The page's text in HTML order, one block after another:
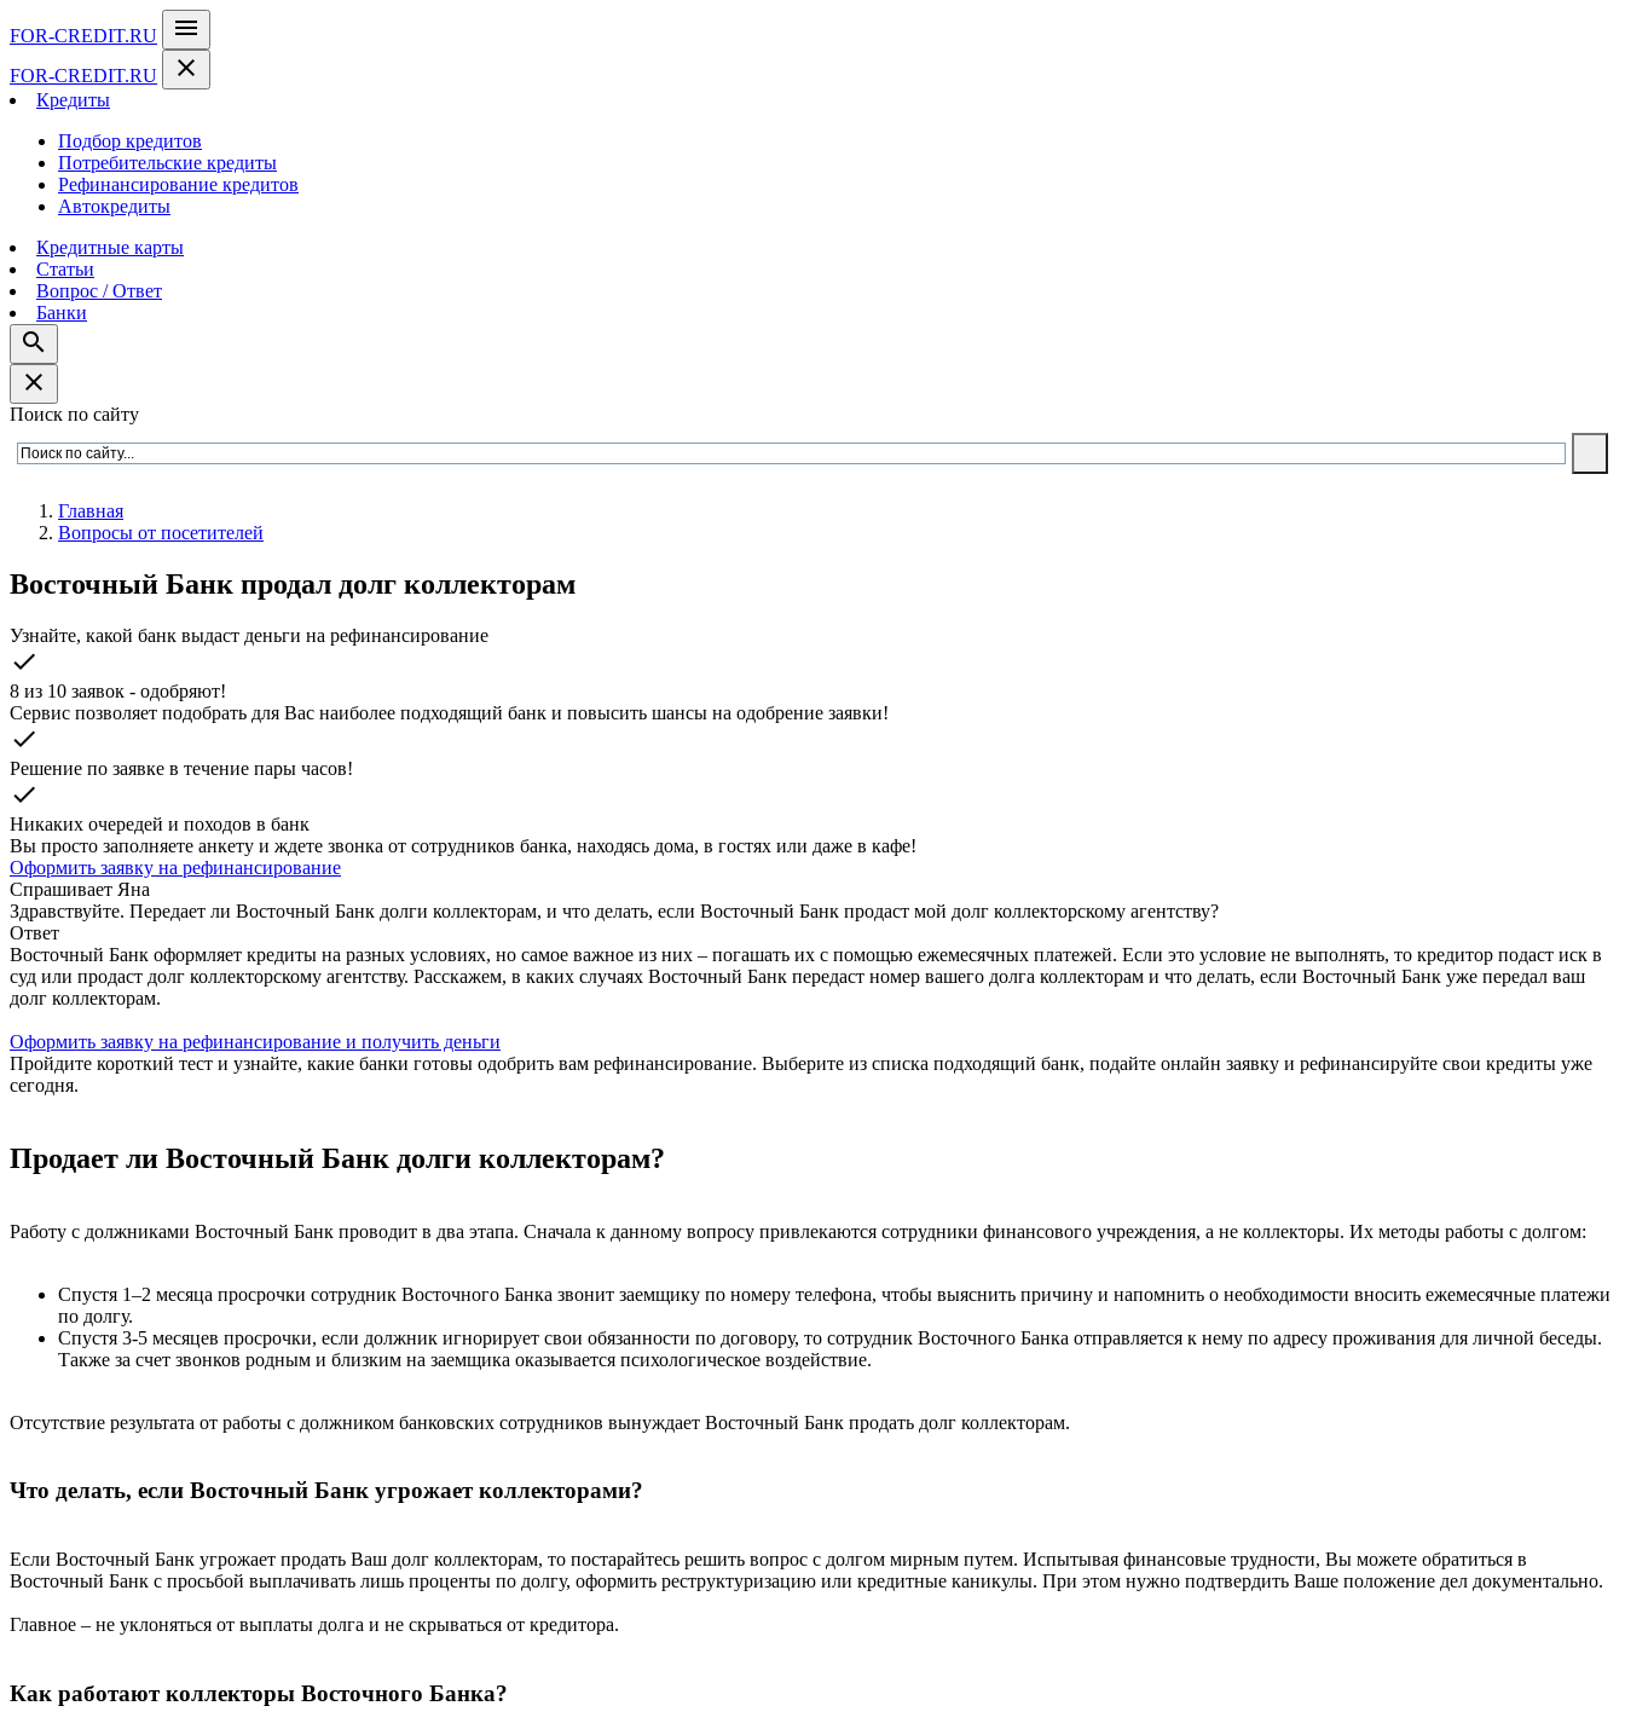
FOR-CREDIT.RU menu
FOR-CREDIT.RU close
Кредиты
Подбор кредитов
Потребительские кредиты
Рефинансирование кредитов
Автокредиты
Кредитные карты
Статьи
Вопрос / Ответ
Банки
search
close
Поиск по сайту
Главная
Вопросы от посетителей
Восточный Банк продал долг коллекторам
Узнайте, какой банк выдаст деньги на рефинансирование
check
8 из 10 заявок - одобряют!
Cервис позволяет подобрать для Вас наиболее подходящий банк и повысить шансы на одобрение заявки!
check
Решение по заявке в течение пары часов!
check
Никаких очередей и походов в банк
Вы просто заполняете анкету и ждете звонка от сотрудников банка, находясь дома, в гостях или даже в кафе!
Оформить заявку на рефинансирование
Спрашивает Яна
Здравствуйте. Передает ли Восточный Банк долги коллекторам, и что делать, если Восточный Банк продаст мой долг коллекторскому агентству?
Ответ
Восточный Банк оформляет кредиты на разных условиях, но самое важное из них – погашать их с помощью ежемесячных платежей. Если это условие не выполнять, то кредитор подаст иск в
суд или продаст долг коллекторскому агентству. Расскажем, в каких случаях Восточный Банк передаст номер вашего долга коллекторам и что делать, если Восточный Банк уже передал ваш
долг коллекторам.
Оформить заявку на рефинансирование и получить деньги
Пройдите короткий тест и узнайте, какие банки готовы одобрить вам рефинансирование. Выберите из списка подходящий банк, подайте онлайн заявку и рефинансируйте свои кредиты уже
сегодня.
Продает ли Восточный Банк долги коллекторам?
Работу с должниками Восточный Банк проводит в два этапа. Сначала к данному вопросу привлекаются сотрудники финансового учреждения, а не коллекторы. Их методы работы с долгом:
Спустя 1–2 месяца просрочки сотрудник Восточного Банка звонит заемщику по номеру телефона, чтобы выяснить причину и напомнить о необходимости вносить ежемесячные платежи
по долгу.
Спустя 3-5 месяцев просрочки, если должник игнорирует свои обязанности по договору, то сотрудник Восточного Банка отправляется к нему по адресу проживания для личной беседы.
Также за счет звонков родным и близким на заемщика оказывается психологическое воздействие.
Отсутствие результата от работы с должником банковских сотрудников вынуждает Восточный Банк продать долг коллекторам.
Что делать, если Восточный Банк угрожает коллекторами?
Если Восточный Банк угрожает продать Ваш долг коллекторам, то постарайтесь решить вопрос с долгом мирным путем. Испытывая финансовые трудности, Вы можете обратиться в
Восточный Банк с просьбой выплачивать лишь проценты по долгу, оформить реструктуризацию или кредитные каникулы. При этом нужно подтвердить Ваше положение дел документально.
Главное – не уклоняться от выплаты долга и не скрываться от кредитора.
Как работают коллекторы Восточного Банка?